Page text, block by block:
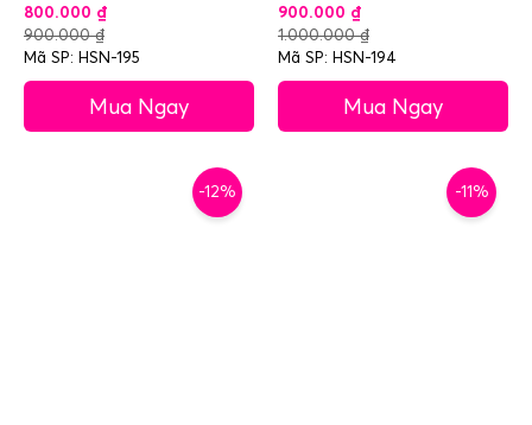
800.000 ₫
900.000₫
Mã SP: HSN-195
Mua Ngay
900.000 ₫
1.000.000₫
Mã SP: HSN-194
Mua Ngay
-12% -11%